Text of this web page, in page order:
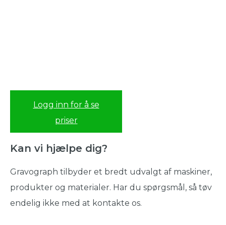
Logg inn for å se
priser
Kan vi hjælpe dig?
Gravograph tilbyder et bredt udvalgt af maskiner,
produkter og materialer. Har du spørgsmål, så tøv
endelig ikke med at kontakte os.